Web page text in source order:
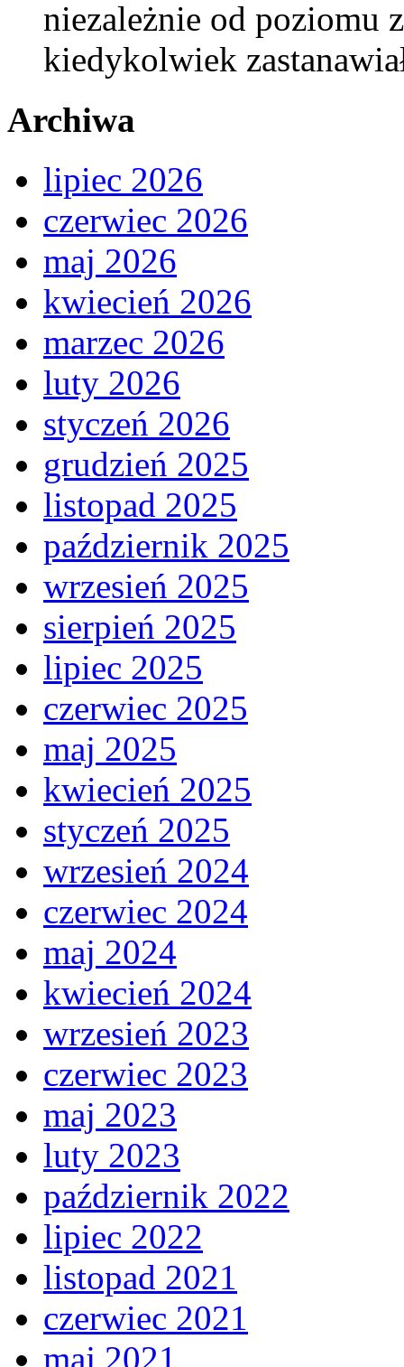
niezależnie od poziomu
kiedykolwiek
Archiwa
lipiec 2026
czerwiec 2026
maj 2026
kwiecień 2026
marzec 2026
luty 2026
styczeń 2026
grudzień 2025
listopad 2025
październik 2025
wrzesień 2025
sierpień 2025
lipiec 2025
czerwiec 2025
maj 2025
kwiecień 2025
styczeń 2025
wrzesień 2024
czerwiec 2024
maj 2024
kwiecień 2024
wrzesień 2023
czerwiec 2023
maj 2023
luty 2023
październik 2022
lipiec 2022
listopad 2021
czerwiec 2021
maj 2021